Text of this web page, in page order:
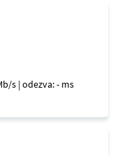
s | odezva: - ms